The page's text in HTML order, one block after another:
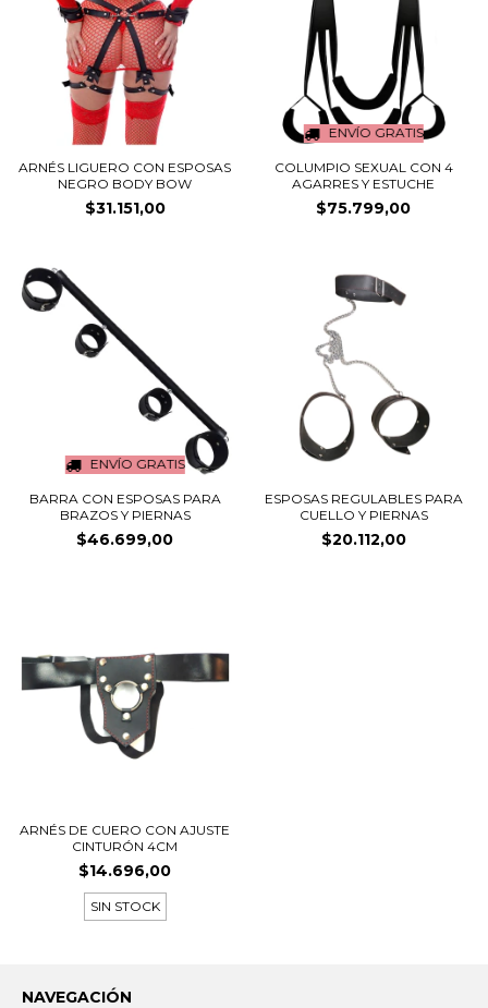
ARNÉS LIGUERO CON ESPOSAS
NEGRO BODY BOW
$31.151,00
ENVÍO GRATIS
COLUMPIO SEXUAL CON 4
AGARRES Y ESTUCHE
$75.799,00
ENVÍO GRATIS
BARRA CON ESPOSAS PARA
BRAZOS Y PIERNAS
$46.699,00
ESPOSAS REGULABLES PARA
CUELLO Y PIERNAS
$20.112,00
ARNÉS DE CUERO CON AJUSTE
CINTURÓN 4CM
$14.696,00
SIN STOCK
NAVEGACIÓN